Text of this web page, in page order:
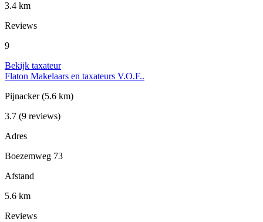
3.4 km
Reviews
9
Bekijk taxateur
Flaton Makelaars en taxateurs V.O.F..
Pijnacker(5.6 km)
3.7 (9 reviews)
Adres
Boezemweg 73
Afstand
5.6 km
Reviews